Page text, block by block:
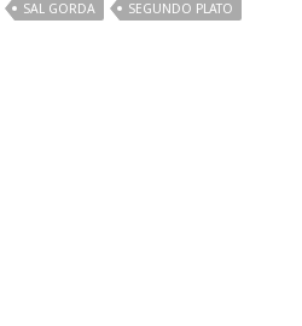
SAL GORDA
SEGUNDO PLATO